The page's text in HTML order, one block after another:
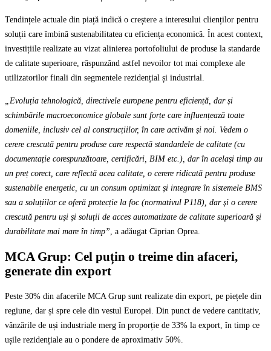
Tendințele actuale din piață indică o creștere a interesului clienților pentru
soluții care îmbină sustenabilitatea cu eficiența economică. În acest context,
investițiile realizate au vizat alinierea portofoliului de produse la standarde
de calitate superioare, răspunzând astfel nevoilor tot mai complexe ale
utilizatorilor finali din segmentele rezidențial și industrial.
„Evoluția tehnologică, directivele europene pentru eficiență, dar și
schimbările macroeconomice globale sunt forțe care influențează toate
domeniile, inclusiv cel al construcțiilor, în care activăm și noi. Vedem o
cerere crescută pentru produse care respectă standardele de calitate (cu
documentație corespunzătoare, certificări, BIM etc.), dar în același timp au
un preț corect, care reflectă acea calitate, o cerere ridicată pentru produse
sustenabile energetic, cu un consum optimizat și integrare în sistemele BMS
sau a soluțiilor ce oferă protecție la foc (normativul P118), dar și o cerere
crescută pentru uși și soluții de acces automatizate de calitate superioară și
durabilitate mai mare în timp” , a adăugat Ciprian Oprea.
MCA Grup: Cel puțin o treime din afaceri,
generate din export
Peste 30% din afacerile MCA Grup sunt realizate din export, pe piețele din
regiune, dar și spre cele din vestul Europei. Din punct de vedere cantitativ,
vânzările de uși industriale merg în proporție de 33% la export, în timp ce
ușile rezidențiale au o pondere de aproximativ 50%.